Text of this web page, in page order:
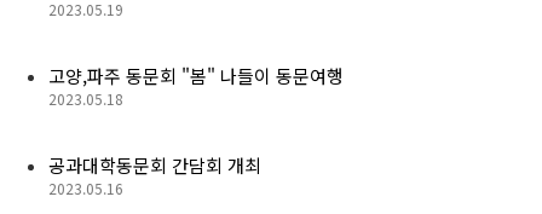
회비납부 현황
동문ID카드 발급
2023.05.19
고양,파주 동문회 "봄" 나들이 동문여행
2023.05.18
공과대학동문회 간담회 개최
2023.05.16